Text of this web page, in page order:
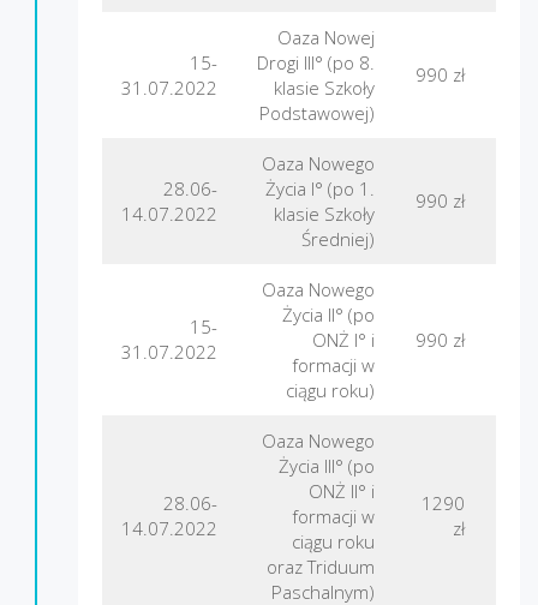
15-
31.07.2022
Oaza Nowej
Drogi III° (po 8.
klasie Szkoły
Podstawowej)
990 zł
28.06-
14.07.2022
Oaza Nowego
Życia I° (po 1.
klasie Szkoły
Średniej)
990 zł
15-
31.07.2022
Oaza Nowego
Życia II° (po
ONŻ I° i
formacji w
ciągu roku)
990 zł
28.06-
14.07.2022
Oaza Nowego
Życia III° (po
ONŻ II° i
formacji w
ciągu roku
oraz Triduum
Paschalnym)
1290
zł